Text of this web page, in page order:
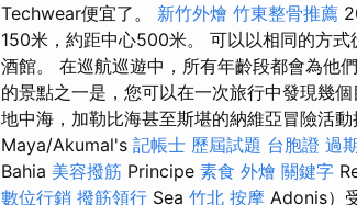
Techwear便宜了。 新竹外燴 竹東整骨推薦
150米，約距中心500米。 可以以相同的方
酒館。 在巡航巡遊中，所有年齡段都會為他
的景點之一是，您可以在一次旅行中發現幾
地中海，加勒比海甚至斯堪的納維亞冒險活動
Maya/Akumal's 記帳士 歷屆試題 台胞證 過
Bahia 美容撥筋 Principe 素食 外燴 關鍵字
數位行銷 撥筋領行 Sea 竹北 按摩 Adonis）